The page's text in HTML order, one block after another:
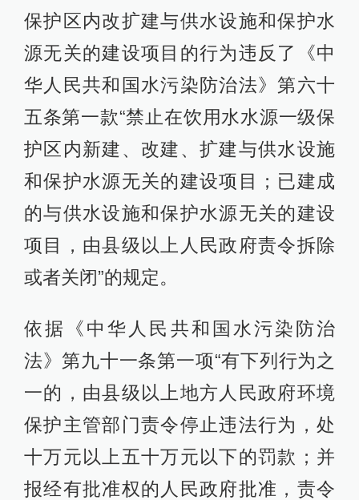
保护区内改扩建与供水设施和保护水
源无关的建设项目的行为违反了《中
华人民共和国水污染防治法》第六十
五条第一款“禁止在饮用水水源一级保
护区内新建、改建、扩建与供水设施
和保护水源无关的建设项目；已建成
的与供水设施和保护水源无关的建设
项目，由县级以上人民政府责令拆除
或者关闭”的规定。
依据《中华人民共和国水污染防治
法》第九十一条第一项“有下列行为之
一的，由县级以上地方人民政府环境
保护主管部门责令停止违法行为，处
十万元以上五十万元以下的罚款；并
报经有批准权的人民政府批准，责令